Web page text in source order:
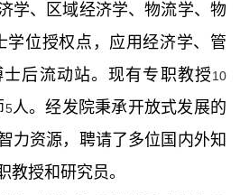
学、区域经济学、物流学、物
学位授权点，应用经济学、管
后流动站。现有专职教授10
5人。经发院秉承开放式发展的
力资源，聘请了多位国内外知
教授和研究员。